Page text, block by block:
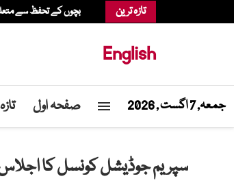
تازہ ترین بچوں کے تحفظ سے متعلق قواعد کی
English
جمعہ, 7 اگست , 2026 صفحہ اول
سپریم جوڈیشل کونسل کا اجلاس، آئین کے آرٹیکل